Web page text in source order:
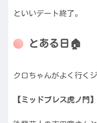
といいデート終了。
とある日🏠
クロちゃんがよく行く
【ミッドブレス虎ノ門